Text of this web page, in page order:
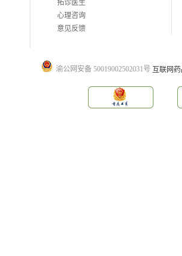
拓诊医生
心理咨询
意见反馈
渝公网安备 50019002502031号 互联网